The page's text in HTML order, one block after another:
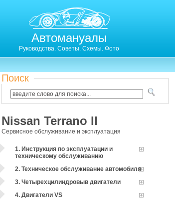
Автомануалы
Руководства. Советы. Схемы. Фото
Поиск
Nissan Terrano II
Сервисное обслуживание и эксплуатация
1. Инструкция по эксплуатации и
техническому обслуживанию
2. Техническое обслуживание автомобиля
3. Четырехцилиндровыв двигатели
4. Двигатели VS